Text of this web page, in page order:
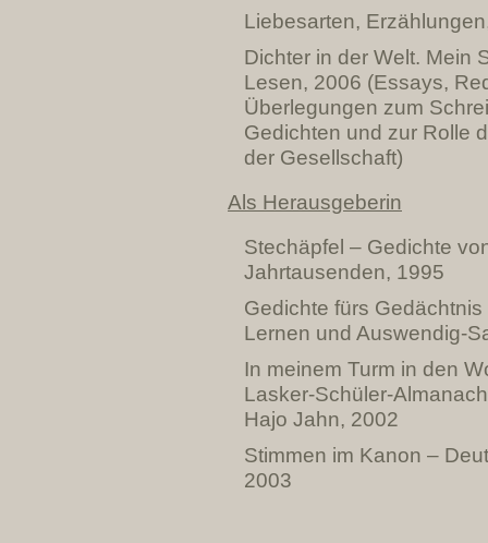
Liebesarten,
Dichter in der Welt. Mein
Lesen, 2006 (Essays,
Überlegungen zum
Gedichten und zur Rolle
der Gesellschaft)
Als Herausgeberin
Stechäpfel – Gedichte
Jahrtausenden, 1995
Gedichte fürs
Lernen und Auswendig-
In meinem Turm in den
Lasker-Schüler-
Hajo Jahn, 2002
Stimmen im Kanon –
2003